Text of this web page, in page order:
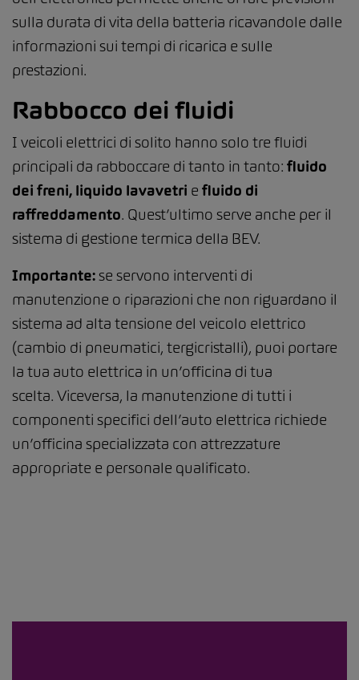
sulla durata di vita della batteria ricavandole dalle
informazioni sui tempi di ricarica e sulle
prestazioni.
Rabbocco dei fluidi
I veicoli elettrici di solito hanno solo tre fluidi
principali da rabboccare di tanto in tanto: fluido
dei freni, liquido lavavetri e fluido di
raffreddamento. Quest’ultimo serve anche per il
sistema di gestione termica della BEV.
Importante: se servono interventi di
manutenzione o riparazioni che non riguardano il
sistema ad alta tensione del veicolo elettrico
(cambio di pneumatici, tergicristalli), puoi portare
la tua auto elettrica in un’officina di tua
scelta. Viceversa, la manutenzione di tutti i
componenti specifici dell’auto elettrica richiede
un’officina specializzata con attrezzature
appropriate e personale qualificato.